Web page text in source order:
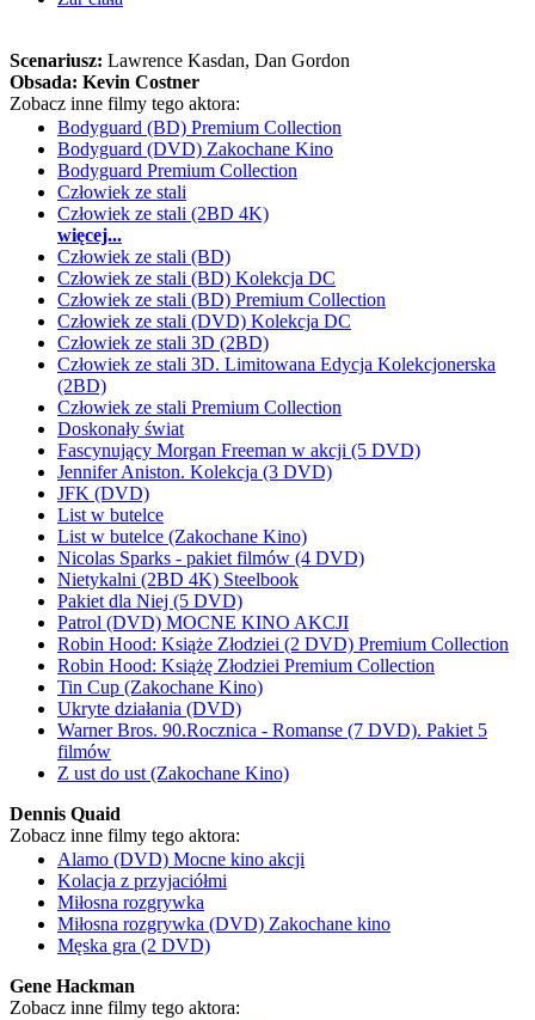
Scenariusz: Lawrence Kasdan, Dan Gordon
Obsada: Kevin Costner
Zobacz inne filmy tego aktora:
Bodyguard (BD) Premium Collection
Bodyguard (DVD) Zakochane Kino
Bodyguard Premium Collection
Człowiek ze stali
Człowiek ze stali (2BD 4K)
więcej...
Człowiek ze stali (BD)
Człowiek ze stali (BD) Kolekcja DC
Człowiek ze stali (BD) Premium Collection
Człowiek ze stali (DVD) Kolekcja DC
Człowiek ze stali 3D (2BD)
Człowiek ze stali 3D. Limitowana Edycja Kolekcjonerska
(2BD)
Człowiek ze stali Premium Collection
Doskonały świat
Fascynujący Morgan Freeman w akcji (5 DVD)
Jennifer Aniston. Kolekcja (3 DVD)
JFK (DVD)
List w butelce
List w butelce (Zakochane Kino)
Nicolas Sparks - pakiet filmów (4 DVD)
Nietykalni (2BD 4K) Steelbook
Pakiet dla Niej (5 DVD)
Patrol (DVD) MOCNE KINO AKCJI
Robin Hood: Książe Złodziei (2 DVD) Premium Collection
Robin Hood: Książę Złodziei Premium Collection
Tin Cup (Zakochane Kino)
Ukryte działania (DVD)
Warner Bros. 90.Rocznica - Romanse (7 DVD). Pakiet 5
filmów
Z ust do ust (Zakochane Kino)
Dennis Quaid
Zobacz inne filmy tego aktora:
Alamo (DVD) Mocne kino akcji
Kolacja z przyjaciółmi
Miłosna rozgrywka
Miłosna rozgrywka (DVD) Zakochane kino
Męska gra (2 DVD)
Gene Hackman
Zobacz inne filmy tego aktora: